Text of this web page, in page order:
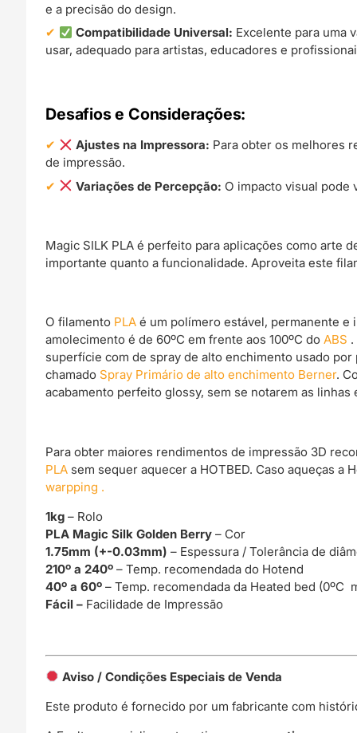
e a precisão do design.
Compatibilidade Universal: Excelente para uma
usar, adequado para artistas, educadores e
Desafios e Considerações:
Ajustes na Impressora: Para obter os melhores
de impressão.
Variações de Percepção: O impacto visual pode
Magic SILK PLA é perfeito para aplicações como arte
importante quanto a funcionalidade. Aproveita este
O filamento PLA é um polímero estável, permanente
amolecimento é de 60ºC em frente aos 100ºC doABS
superfície com de spray de alto enchimento usado
chamado Spray Primário de alto enchimento Berner.
acabamento perfeito glossy, sem se notarem as linhas
Para obter maiores rendimentos de impressão 3D
PLA sem sequer aquecer a HOTBED. Caso aqueças a
warpping .
1kg – Rolo
PLA Magic Silk Golden Berry– Cor
1.75mm (+-0.03mm)– Espessura / Tolerância de
210º a 240º– Temp. recomendada do Hotend
40º a 60º– Temp. recomendada da Heated bed (0ºC
Fácil – Facilidade de Impressão
Aviso / Condições Especiais de Venda
Este produto é fornecido por um fabricante com